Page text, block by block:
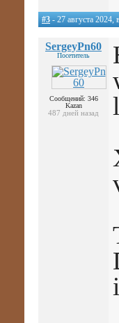
#3 - 27 августа 2024,
SergeyPn60
Посетитель
Сообщений: 346
Kazan
487 дней назад